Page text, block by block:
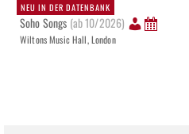
NEU IN DER DATENBANK
Soho Songs (ab 10/2026)
Wiltons Music Hall, London